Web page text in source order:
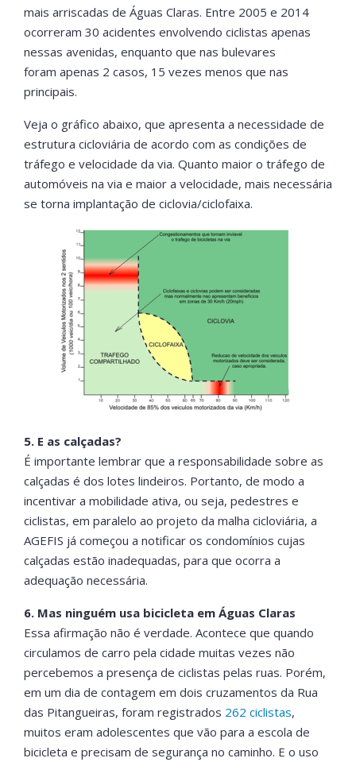
mais arriscadas de Águas Claras. Entre 2005 e 2014
ocorreram 30 acidentes envolvendo ciclistas apenas
nessas avenidas, enquanto que nas bulevares
foram apenas 2 casos, 15 vezes menos que nas
principais.
Veja o gráfico abaixo, que apresenta a necessidade de
estrutura cicloviária de acordo com as condições de
tráfego e velocidade da via. Quanto maior o tráfego de
automóveis na via e maior a velocidade, mais necessária
se torna implantação de ciclovia/ciclofaixa.
5. E as calçadas?
É importante lembrar que a responsabilidade sobre as
calçadas é dos lotes lindeiros. Portanto, de modo a
incentivar a mobilidade ativa, ou seja, pedestres e
ciclistas, em paralelo ao projeto da malha cicloviária, a
AGEFIS já começou a notificar os condomínios cujas
calçadas estão inadequadas, para que ocorra a
adequação necessária.
6. Mas ninguém usa bicicleta em Águas Claras
Essa afirmação não é verdade. Acontece que quando
circulamos de carro pela cidade muitas vezes não
percebemos a presença de ciclistas pelas ruas. Porém,
em um dia de contagem em dois cruzamentos da Rua
das Pitangueiras, foram registrados 262 ciclistas,
muitos eram adolescentes que vão para a escola de
bicicleta e precisam de segurança no caminho. E o uso